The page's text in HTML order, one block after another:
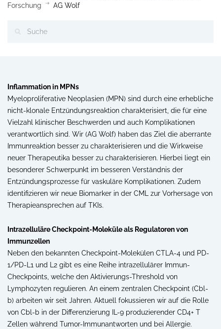
Forschung
AG Wolf
Inflammation in MPNs
Myeloproliferative Neoplasien (MPN) sind durch eine erhebliche
nicht-klonale Entzündungsreaktion charakterisiert, die für eine
Vielzahl klinischer Beschwerden und auch Komplikationen
verantwortlich sind. Wir (AG Wolf) haben das Ziel die aberrante
Immunreaktion besser zu charakterisieren und die Wirkweise
neuer Therapeutika besser zu charakterisieren. Hierbei liegt ein
besonderer Schwerpunkt im besseren Verständnis der
Entzündungsprozesse für vaskuläre Komplikationen. Zudem
identifizieren wir neue Biomarker in der CML zur Vorhersage von
Therapieansprechen auf TKIs.
Intrazelluläre Checkpoint-Moleküle als Regulatoren von
Immunzellen
Neben den bekannten Checkpoint-Molekülen CTLA-4 und PD-
1/PD-L1 und L2 gibt es eine Reihe intrazellulärer Immun-
Checkpoints, welche den Aktivierungs-Threshold von
Lymphozyten regulieren. An einem zentralen Checkpoint (Cbl-
b) arbeiten wir seit Jahren. Aktuell fokussieren wir auf die Rolle
von Cbl-b in der Differenzierung IL-9 produzierender CD4+ T
Zellen während Tumor-Immunantworten und bei Allergie.